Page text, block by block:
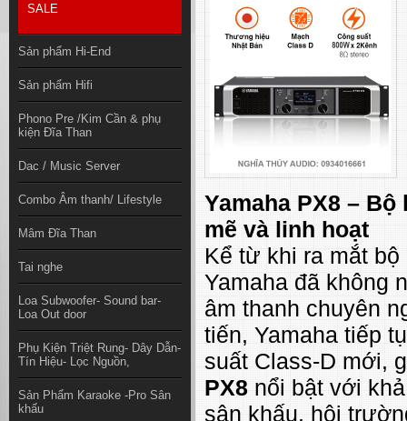
SALE
Sản phẩm Hi-End
Sản phẩm Hifi
Phono Pre /Kim Cần & phụ
kiện Đĩa Than
Dac / Music Server
Combo Âm thanh/ Lifestyle
Mâm Đĩa Than
Tai nghe
Loa Subwoofer- Sound bar-
Loa Out door
Phụ Kiện Triệt Rung- Dây Dẫn-
Tín Hiệu- Lọc Nguồn,
Sản Phẩm Karaoke -Pro Sân
khấu
Yamaha PX8 –
mẽ và linh hoạt
Kể từ khi ra mắt
Yamaha đã không
âm thanh chuyên
tiến, Yamaha tiếp
suất Class-D mới,
PX8 nổi bật với
sân khấu, hội